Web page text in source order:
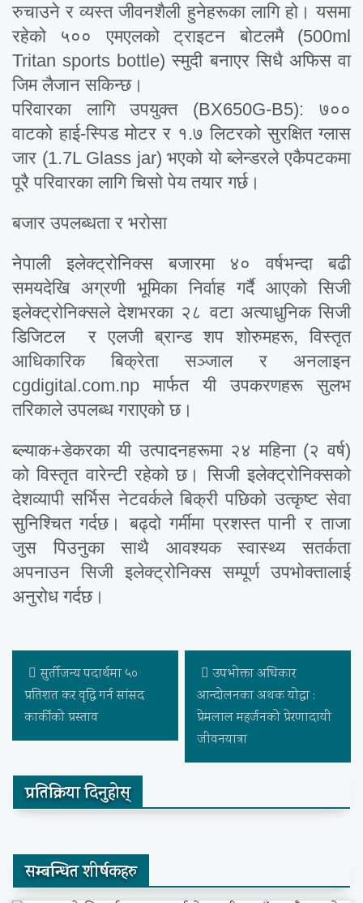
रुचाउने र व्यस्त जीवनशैली हुनेहरूका लागि हो। यसमा
रहेको ५०० एमएलको ट्राइटन बोटलमै (500ml
Tritan sports bottle) स्मुदी बनाएर सिधै अफिस वा
जिम लैजान सकिन्छ।
परिवारका लागि उपयुक्त (BX650G-B5): ७००
वाटको हाई-स्पिड मोटर र १.७ लिटरको सुरक्षित ग्लास
जार (1.7L Glass jar) भएको यो ब्लेन्डरले एकैपटकमा
पूरै परिवारका लागि चिसो पेय तयार गर्छ।
बजार उपलब्धता र भरोसा
नेपाली इलेक्ट्रोनिक्स बजारमा ४० वर्षभन्दा बढी
समयदेखि अग्रणी भूमिका निर्वाह गर्दै आएको सिजी
इलेक्ट्रोनिक्सले देशभरका २८ वटा अत्याधुनिक सिजी
डिजिटल र एलजी ब्रान्ड शप शोरुमहरू, विस्तृत
आधिकारिक बिक्रेता सञ्जाल र अनलाइन
cgdigital.com.np मार्फत यी उपकरणहरू सुलभ
तरिकाले उपलब्ध गराएको छ।
ब्ल्याक+डेकरका यी उत्पादनहरूमा २४ महिना (२ वर्ष)
को विस्तृत वारेन्टी रहेको छ। सिजी इलेक्ट्रोनिक्सको
देशव्यापी सर्भिस नेटवर्कले बिक्री पछिको उत्कृष्ट सेवा
सुनिश्चित गर्दछ। बढ्दो गर्मीमा प्रशस्त पानी र ताजा
जुस पिउनुका साथै आवश्यक स्वास्थ्य सतर्कता
अपनाउन सिजी इलेक्ट्रोनिक्स सम्पूर्ण उपभोक्तालाई
अनुरोध गर्दछ।
सुर्तीजन्य पदार्थमा ५०
प्रतिशत कर वृद्धि गर्न सांसद
कार्कीको प्रस्ताव
उपभोक्ता अधिकार
आन्दोलनका अथक योद्धा :
प्रेमलाल महर्जनको प्रेरणादायी
जीवनयात्रा
प्रतिक्रिया दिनुहोस्
सम्बन्धित शीर्षकहरु